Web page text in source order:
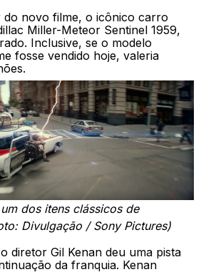
do novo filme, o icônico carro
Miller-Meteor Sentinel 1959,
Inclusive, se o modelo
fosse vendido hoje, valeria
dos itens clássicos de
Divulgação / Sony Pictures)
diretor Gil Kenan deu uma pista
da franquia. Kenan